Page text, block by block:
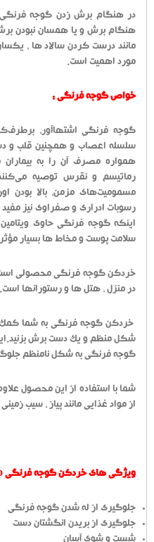
در هنگام برش زدن گوجه
هنگام برش و یا همسان نبودن
مانند درست کردن سالاد ها ،
مورد اهمیت است.
خواص گوجه فرنگی :
گوجه فرنگی اشتهاآور،
سلسله اعصاب و همچنین قلب
همواره مصرف آن را به
رماتیسم و نقرس توصیه
مسمومیت‌های مزمن، بالا بودن
رسوبات ادراری و صفراوی نیز
سلامت پوست و مخاط‌ ها بسیار
خردکن گوجه فرنگی محصولی است
در منزل ، هتل ها و رستورانها است.
خردکن گوجه فرنگی به شما کمک
شکل منظم و یک دست برش
گوجه فرنگی به شکل نامنظم
شما با استفاده از این محصول
از مواد غذایی مانند پیاز ، سیب
ویژگی های خردکن گوجه فرنگی Jialong Slicer Tomato :
جلوگیری از له شدن گوجه فرنگی
جلوگیری از بریدن انگشتان دست